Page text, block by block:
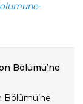
Bölümü’ne
Bölümü’ne